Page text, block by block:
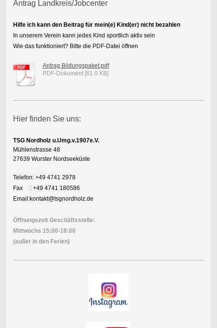
Antrag Landkreis/Jobcenter
Hilfe ich kann den Beitrag für mein(e) Kind(er) nicht bezahlen
In unserem Verein kann jedes Kind sportlich aktiv sein
Wie das funktioniert? Bitte die PDF-Datei öffnen
Antrag Bildungspaket.pdf
PDF-Dokument [61.9 KB]
Hier finden Sie uns:
TSG Nordholz u.Umg.v.1907e.V.
Mühlenstrasse 48
27639 Wurster Nordseeküste
Telefon: +49 4741 2978
Fax : +49 4741 180586
Email:kontakt@tsgnordholz.de
Öffnungszeit Geschäftsstelle:
Mittwochs 15:00-18:00
(außer in den Ferien)